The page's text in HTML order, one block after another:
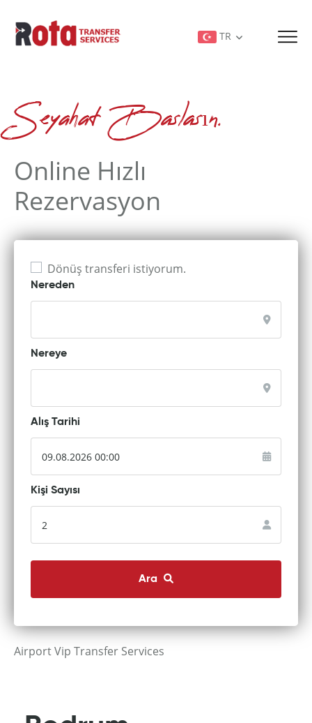
TR
Seyahat Baslasın.
Online Hızlı
Rezervasyon
Dönüş transferi istiyorum.
Nereden
Nereye
Alış Tarihi
Kişi Sayısı
Ara
Airport Vip Transfer Services